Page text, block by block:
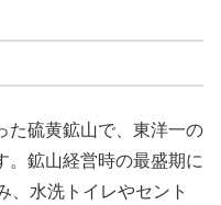
た硫黄鉱山で、東洋一の
。鉱山経営時の最盛期に
、水洗トイレやセント